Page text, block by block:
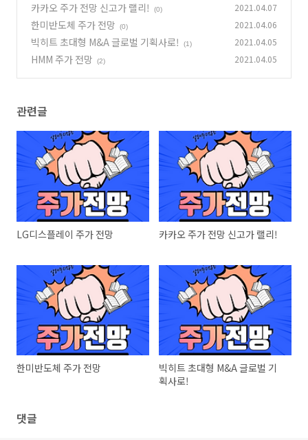
카카오 주가 전망 신고가 랠리! (0) 2021.04.07
한미반도체 주가 전망 (0) 2021.04.06
빅히트 초대형 M&A 글로벌 기획사로! (1) 2021.04.05
HMM 주가 전망 (2) 2021.04.05
관련글
LG디스플레이 주가 전망 카카오 주가 전망 신고가 랠리!
한미반도체 주가 전망
빅히트 초대형 M&A 글로벌 기
획사로!
댓글